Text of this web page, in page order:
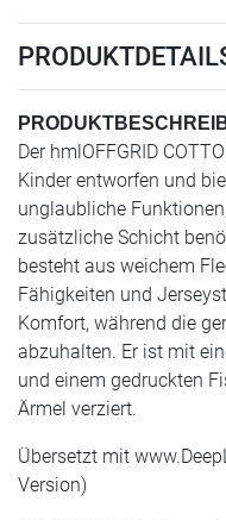
Der hmlOFFGRID
Kinder entworfen und
unglaubliche
zusätzliche Schicht
besteht aus weichem
Fähigkeiten und
Komfort, während die
abzuhalten. Er ist mit
und einem gedruckten
Ärmel verziert.
Übersetzt mit
Version)